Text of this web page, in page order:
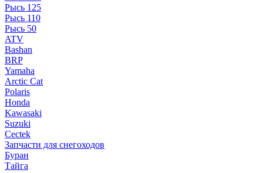
Рысь 125
Рысь 110
Рысь 50
ATV
Bashan
BRP
Yamaha
Arctic Cat
Polaris
Honda
Kawasaki
Suzuki
Cectek
Запчасти для снегоходов
Буран
Тайга